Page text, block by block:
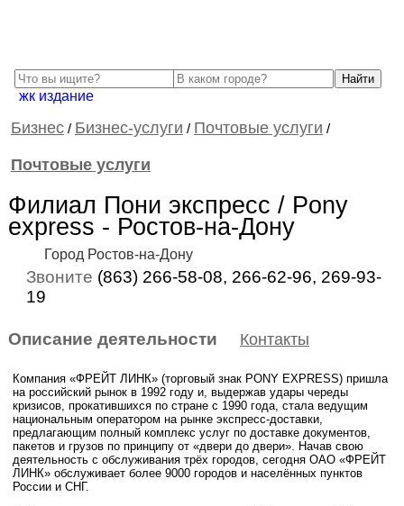
жк издание
Бизнес / Бизнес-услуги / Почтовые услуги /
Почтовые услуги
Филиал Пони экспресс / Pony
express - Ростов-на-Дону
Город Ростов-на-Дону
Звоните (863) 266-58-08, 266-62-96, 269-93-
19
Описание деятельности Контакты
Компания «ФРЕЙТ ЛИНК» (торговый знак PONY EXPRESS) пришла
на российский рынок в 1992 году и, выдержав удары череды
кризисов, прокатившихся по стране с 1990 года, стала ведущим
национальным оператором на рынке экспресс-доставки,
предлагающим полный комплекс услуг по доставке документов,
пакетов и грузов по принципу от «двери до двери». Начав свою
деятельность с обслуживания трёх городов, сегодня ОАО «ФРЕЙТ
ЛИНК» обслуживает более 9000 городов и населённых пунктов
России и СНГ.